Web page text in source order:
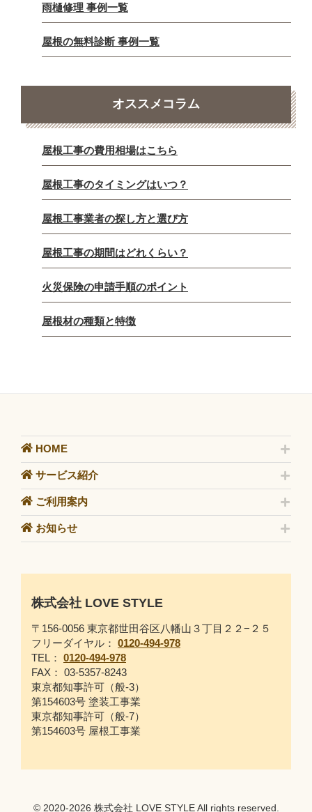
雨樋修理 事例一覧
屋根の無料診断 事例一覧
オススメコラム
屋根工事の費用相場はこちら
屋根工事のタイミングはいつ？
屋根工事業者の探し方と選び方
屋根工事の期間はどれくらい？
火災保険の申請手順のポイント
屋根材の種類と特徴
HOME
サービス紹介
ご利用案内
お知らせ
株式会社 LOVE STYLE
〒156-0056 東京都世田谷区八幡山３丁目２２−２５
フリーダイヤル： 0120-494-978
TEL： 0120-494-978
FAX： 03-5357-8243
東京都知事許可（般-3）
第154603号 塗装工事業
東京都知事許可（般-7）
第154603号 屋根工事業
© 2020-2026 株式会社 LOVE STYLE All rights reserved.